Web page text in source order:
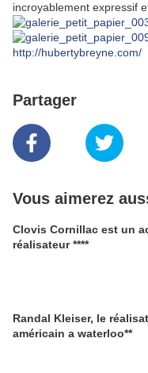
incroyablement expressif
http://hubertybreyne.com/
Partager
Vous aimerez
Clovis Cornillac est un
réalisateur ****
Randal Kleiser, le
américain a waterloo**